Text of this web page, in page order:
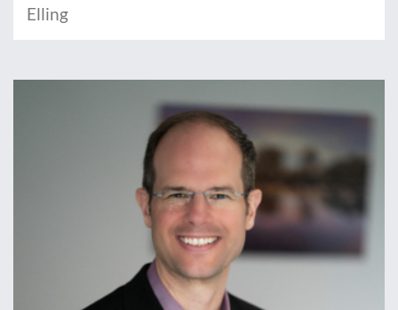
Elling